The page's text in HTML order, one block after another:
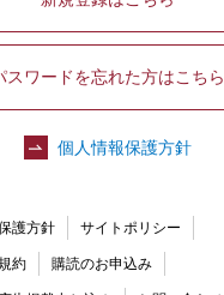
スワードを忘れた方はこちら
個人情報保護方針
護方針 サイトポリシー
約 購読のお申込み